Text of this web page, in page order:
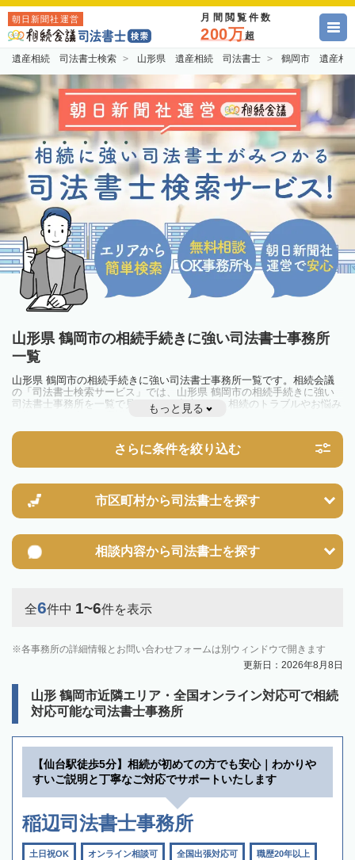
朝日新聞社運営 月間閲覧件数
200万超
遺産相続 司法書士検索 山形県 遺産相続 司法書士 鶴岡市 遺産相
山形県 鶴岡市の相続手続きに強い司法書士事務所
一覧
山形県 鶴岡市の相続手続きに強い司法書士事務所一覧です。相続会議
の「司法書士検索サービス」では、山形県 鶴岡市の相続手続きに強い
司法書士事務所を一覧で見ることが出来ます。相続のトラブルやお悩み
を抱えている方は一度近隣の司法書士に相談してみましょう。
もっと見る
さらに条件を絞り込む
市区町村から司法書士を探す
相談内容から司法書士を探す
全6件中 1~6件を表示
各事務所の詳細情報とお問い合わせフォームは別ウィンドウで開きます
更新日：2026年8月8日
山形 鶴岡市近隣エリア・全国オンライン対応可で相続
対応可能な司法書士事務所
【仙台駅徒歩5分】相続が初めての方でも安心｜わかりや
すいご説明と丁寧なご対応でサポートいたします
稲辺司法書士事務所
土日祝OK オンライン相談可 全国出張対応可 職歴20年以上